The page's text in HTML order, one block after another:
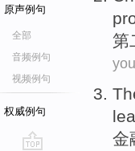
原声例句
全部
音频例句
视频例句
权威例句
第
金